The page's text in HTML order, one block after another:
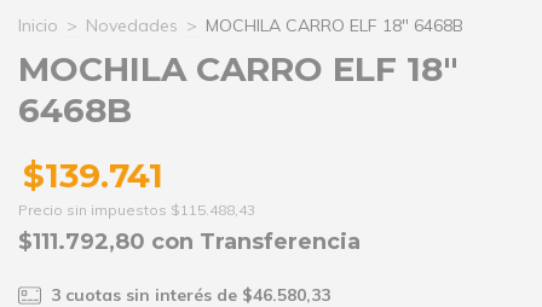
Inicio > Novedades > MOCHILA CARRO ELF 18" 6468B
MOCHILA CARRO ELF 18"
6468B
$139.741
Precio sin impuestos $115.488,43
$111.792,80 con Transferencia
3 cuotas sin interés de $46.580,33